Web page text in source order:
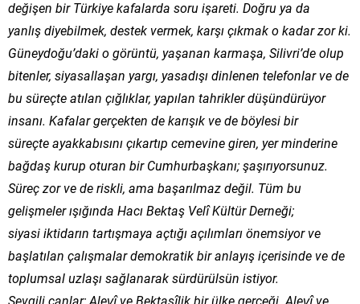
değişen bir Türkiye kafalarda soru işareti. Doğru ya da
yanlış diyebilmek, destek vermek, karşı çıkmak o kadar zor ki.
Güneydoğu’daki o görüntü, yaşanan karmaşa, Silivri’de olup
bitenler, siyasallaşan yargı, yasadışı dinlenen telefonlar ve de
bu süreçte atılan çığlıklar, yapılan tahrikler düşündürüyor
insanı. Kafalar gerçekten de karışık ve de böylesi bir
süreçte ayakkabısını çıkartıp cemevine giren, yer minderine
bağdaş kurup oturan bir Cumhurbaşkanı; şaşırıyorsunuz.
Süreç zor ve de riskli, ama başarılmaz değil. Tüm bu
gelişmeler ışığında Hacı Bektaş Velî Kültür Derneği;
siyasi iktidarın tartışmaya açtığı açılımları önemsiyor ve
başlatılan çalışmalar demokratik bir anlayış içerisinde ve de
toplumsal uzlaşı sağlanarak sürdürülsün istiyor.
Sevgili canlar; Alevî ve Bektaşîlik bir ülke gerçeği. Alevî ve